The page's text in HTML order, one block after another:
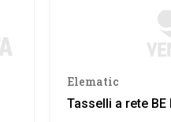
Elematic
Tasselli a rete BE